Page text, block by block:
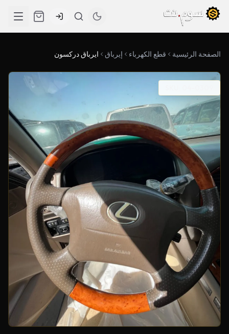
الصفحة الرئيسية قطع الكهرباء إيرباق ايرباق دركسون